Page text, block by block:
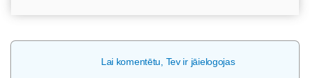
Lai komentētu, Tev ir jāielogojas